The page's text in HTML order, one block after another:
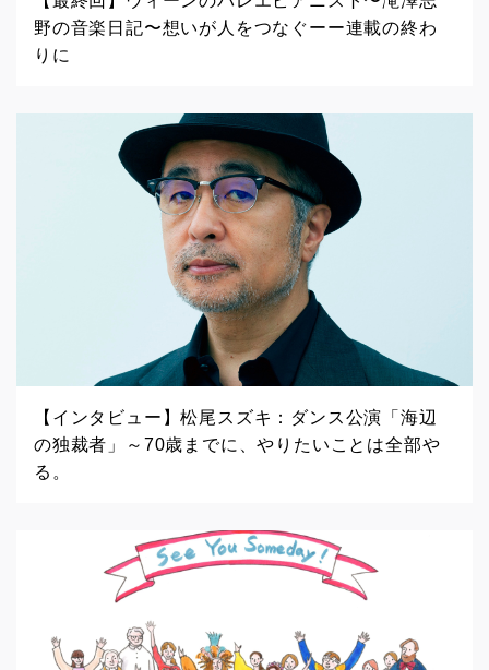
野の音楽日記〜想いが人をつなぐーー連載の終わ
りに
【インタビュー】松尾スズキ：ダンス公演「海辺
の独裁者」～70歳までに、やりたいことは全部や
る。